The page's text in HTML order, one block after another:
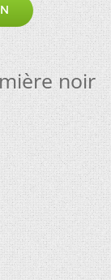
noir